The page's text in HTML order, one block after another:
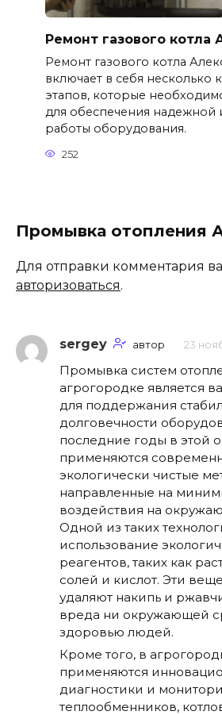
Ремонт газового котла
Ремонт газового котла
включает в себя несколько
этапов, которые
для обеспечения надежной
работы оборудования.
252
Промывка отопления
Для отправки комментария
авторизоваться.
sergey автор 23
Промывка систем
агрогородке является
для поддержания
долговечности
последние годы в этой
применяются
экологически чистые
направленные на
воздействия на
Одной из таких
использование
реагентов, таких как
солей и кислот. Эти
удаляют накипь и
вреда ни окружающей
здоровью людей.
Кроме того, в
применяются
диагностики и
теплообменников,